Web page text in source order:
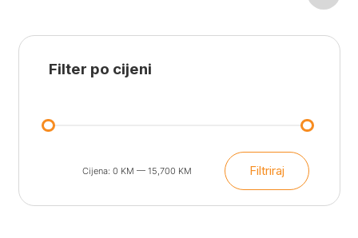
Filter po cijeni
Min
cijena
Maks
cijena
Filtriraj
Cijena: 0 KM — 15,700 KM